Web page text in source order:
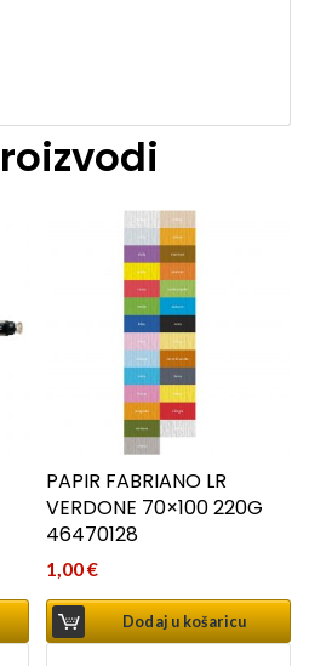
PAPIR FABRIANO LR
VERDONE 70×100 220G
46470128
1,00€
Dodaj u košaricu